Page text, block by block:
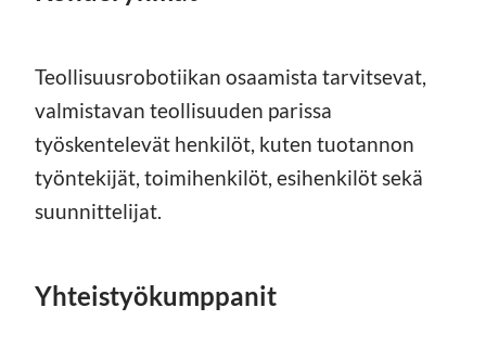
Teollisuusrobotiikan osaamista tarvitsevat,
valmistavan teollisuuden parissa
työskentelevät henkilöt, kuten tuotannon
työntekijät, toimihenkilöt, esihenkilöt sekä
suunnittelijat.
Yhteistyökumppanit